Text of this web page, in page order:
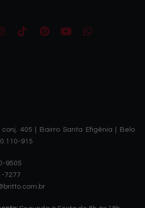
conj. 405 | Bairro Santa Efigênia | Belo
915
9505
7277